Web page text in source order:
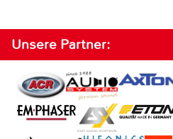
Unsere Partner: